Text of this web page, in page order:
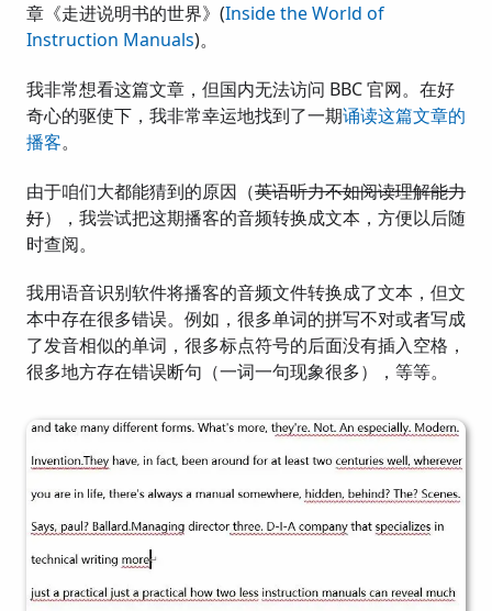
章《走进说明书的世界》(Inside the World of
Instruction Manuals)。
我非常想看这篇文章，但国内无法访问 BBC 官网。在好
奇心的驱使下，我非常幸运地找到了一期诵读这篇文章的
播客。
由于咱们大都能猜到的原因（英语听力不如阅读理解能力
好），我尝试把这期播客的音频转换成文本，方便以后随
时查阅。
我用语音识别软件将播客的音频文件转换成了文本，但文
本中存在很多错误。例如，很多单词的拼写不对或者写成
了发音相似的单词，很多标点符号的后面没有插入空格，
很多地方存在错误断句（一词一句现象很多），等等。